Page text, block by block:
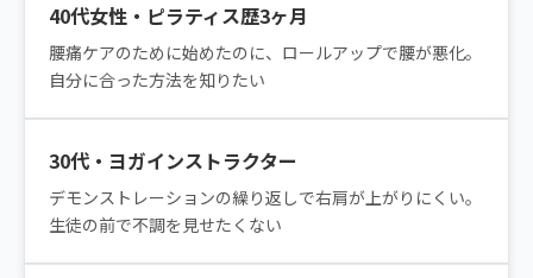
40代女性・ピラティス歴3ヶ月
腰痛ケアのために始めたのに、ロールアップで腰が悪化。
自分に合った方法を知りたい
30代・ヨガインストラクター
デモンストレーションの繰り返しで右肩が上がりにくい。
生徒の前で不調を見せたくない